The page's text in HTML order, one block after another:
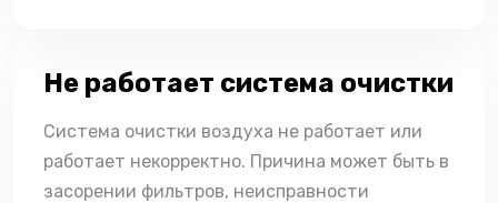
Не работает система очистки
Система очистки воздуха не работает или
работает некорректно. Причина может быть в
засорении фильтров, неисправности